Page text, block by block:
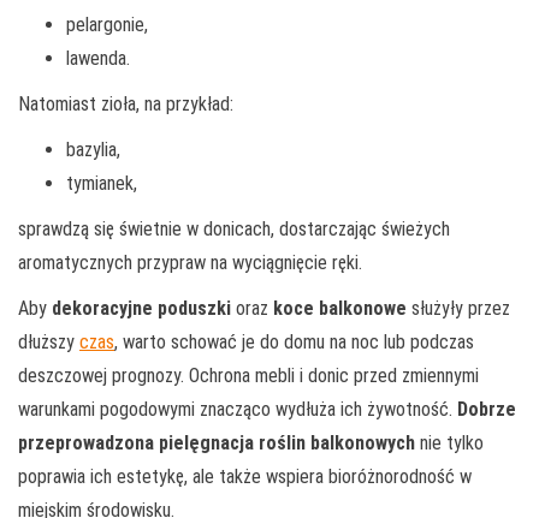
pelargonie,
lawenda.
Natomiast zioła, na przykład:
bazylia,
tymianek,
sprawdzą się świetnie w donicach, dostarczając świeżych
aromatycznych przypraw na wyciągnięcie ręki.
Aby dekoracyjne poduszki oraz koce balkonowe służyły przez
dłuższy czas, warto schować je do domu na noc lub podczas
deszczowej prognozy. Ochrona mebli i donic przed zmiennymi
warunkami pogodowymi znacząco wydłuża ich żywotność. Dobrze
przeprowadzona pielęgnacja roślin balkonowych nie tylko
poprawia ich estetykę, ale także wspiera bioróżnorodność w
miejskim środowisku.